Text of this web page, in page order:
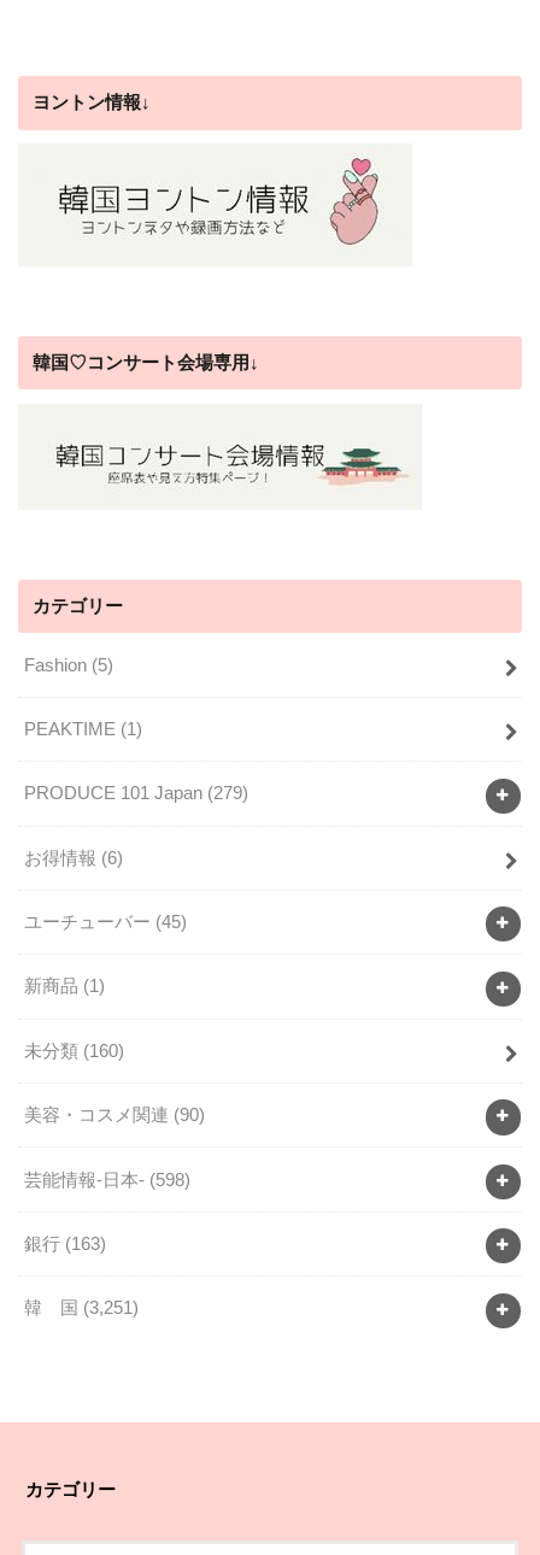
ヨントン情報↓
韓国♡コンサート会場専用↓
カテゴリー
Fashion (5)
PEAKTIME (1)
PRODUCE 101 Japan (279)
お得情報 (6)
ユーチューバー (45)
新商品 (1)
未分類 (160)
美容・コスメ関連 (90)
芸能情報-日本- (598)
銀行 (163)
韓 国 (3,251)
カテゴリー